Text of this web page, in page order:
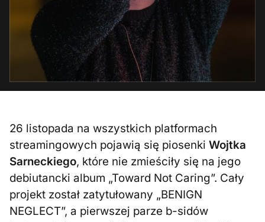
26 listopada na wszystkich platformach
streamingowych pojawią się piosenkiWojtka
Sarneckiego, które nie zmieściły się na jego
debiutancki album „Toward Not Caring”. Cały
projekt został zatytułowany „BENIGN
NEGLECT”, a pierwszej parze b-sidów